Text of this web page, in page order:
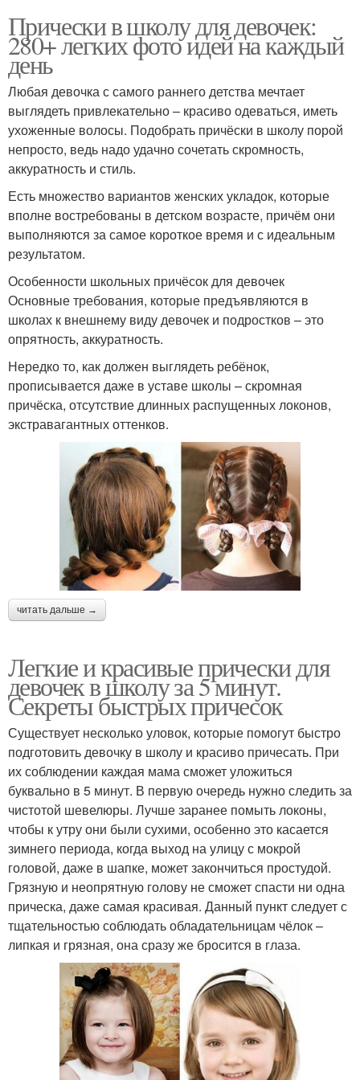
Прически в школу для девочек:
280+ легких фото идей на каждый
день
Любая девочка с самого раннего детства мечтает
выглядеть привлекательно – красиво одеваться, иметь
ухоженные волосы. Подобрать причёски в школу порой
непросто, ведь надо удачно сочетать скромность,
аккуратность и стиль.
Есть множество вариантов женских укладок, которые
вполне востребованы в детском возрасте, причём они
выполняются за самое короткое время и с идеальным
результатом.
Особенности школьных причёсок для девочек
Основные требования, которые предъявляются в
школах к внешнему виду девочек и подростков – это
опрятность, аккуратность.
Нередко то, как должен выглядеть ребёнок,
прописывается даже в уставе школы – скромная
причёска, отсутствие длинных распущенных локонов,
экстравагантных оттенков.
читать дальше →
Легкие и красивые прически для
девочек в школу за 5 минут.
Секреты быстрых причесок
Существует несколько уловок, которые помогут быстро
подготовить девочку в школу и красиво причесать. При
их соблюдении каждая мама сможет уложиться
буквально в 5 минут. В первую очередь нужно следить за
чистотой шевелюры. Лучше заранее помыть локоны,
чтобы к утру они были сухими, особенно это касается
зимнего периода, когда выход на улицу с мокрой
головой, даже в шапке, может закончиться простудой.
Грязную и неопрятную голову не сможет спасти ни одна
прическа, даже самая красивая. Данный пункт следует с
тщательностью соблюдать обладательницам чёлок –
липкая и грязная, она сразу же бросится в глаза.